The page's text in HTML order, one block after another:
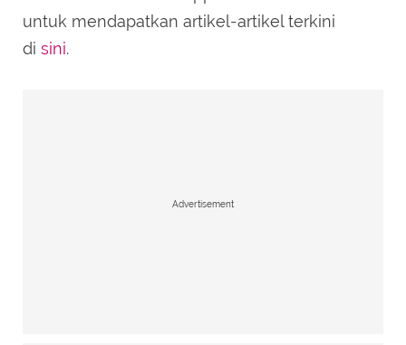
untuk mendapatkan artikel-artikel terkini
di sini.
Advertisement